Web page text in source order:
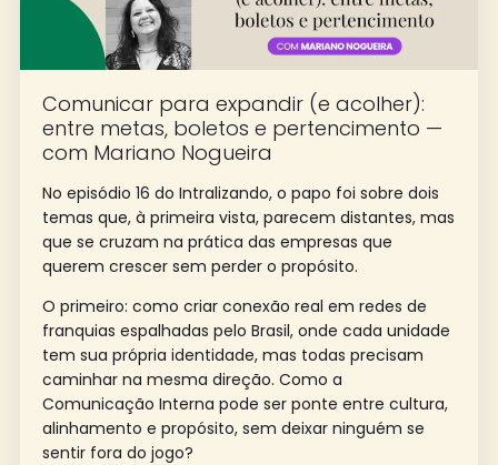
Comunicar para expandir (e acolher):
entre metas, boletos e pertencimento —
com Mariano Nogueira
No episódio 16 do Intralizando, o papo foi sobre dois
temas que, à primeira vista, parecem distantes, mas
que se cruzam na prática das empresas que
querem crescer sem perder o propósito.
O primeiro: como criar conexão real em redes de
franquias espalhadas pelo Brasil, onde cada unidade
tem sua própria identidade, mas todas precisam
caminhar na mesma direção. Como a
Comunicação Interna pode ser ponte entre cultura,
alinhamento e propósito, sem deixar ninguém se
sentir fora do jogo?